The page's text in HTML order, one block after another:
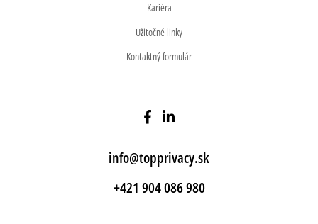
Kariéra
Užitočné linky
Kontaktný formulár
info@topprivacy.sk
+421 904 086 980